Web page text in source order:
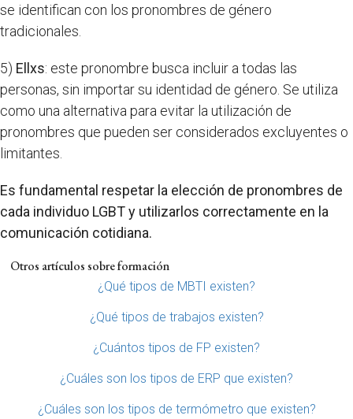
se identifican con los pronombres de género
tradicionales.
5) Ellxs: este pronombre busca incluir a todas las
personas, sin importar su identidad de género. Se utiliza
como una alternativa para evitar la utilización de
pronombres que pueden ser considerados excluyentes o
limitantes.
Es fundamental respetar la elección de pronombres de
cada individuo LGBT y utilizarlos correctamente en la
comunicación cotidiana.
Otros artículos sobre formación
¿Qué tipos de MBTI existen?
¿Qué tipos de trabajos existen?
¿Cuántos tipos de FP existen?
¿Cuáles son los tipos de ERP que existen?
¿Cuáles son los tipos de termómetro que existen?